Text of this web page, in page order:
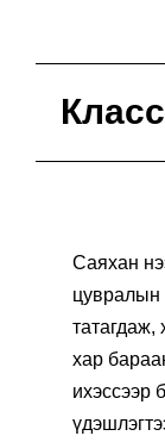
Саяхан
цувралын
татагдаж,
хар
ихэссээр